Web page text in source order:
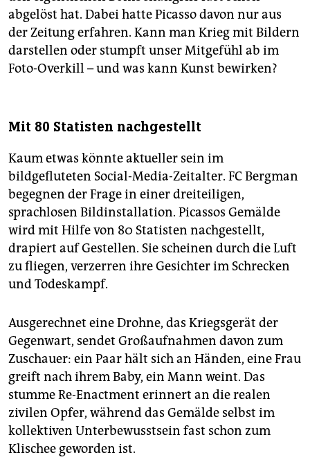
abgelöst hat. Dabei hatte Picasso davon nur aus
der Zeitung erfahren. Kann man Krieg mit Bildern
darstellen oder stumpft unser Mitgefühl ab im
Foto-Overkill – und was kann Kunst bewirken?
Mit 80 Statisten nachgestellt
Kaum etwas könnte aktueller sein im
bildgefluteten Social-Media-Zeitalter. FC Bergman
begegnen der Frage in einer dreiteiligen,
sprachlosen Bildinstallation. Picassos Gemälde
wird mit Hilfe von 80 Statisten nachgestellt,
drapiert auf Gestellen. Sie scheinen durch die Luft
zu fliegen, verzerren ihre Gesichter im Schrecken
und Todeskampf.
Ausgerechnet eine Drohne, das Kriegsgerät der
Gegenwart, sendet Großaufnahmen davon zum
Zuschauer: ein Paar hält sich an Händen, eine Frau
greift nach ihrem Baby, ein Mann weint. Das
stumme Re-Enactment erinnert an die realen
zivilen Opfer, während das Gemälde selbst im
kollektiven Unterbewusstsein fast schon zum
Klischee geworden ist.